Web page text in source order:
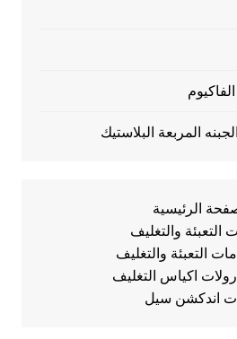
المربعة البلاستيك
الرئيسية
التعبئة والتغليف
التعبئة والتغليف
اكياس التغليف
اندكشن سيل